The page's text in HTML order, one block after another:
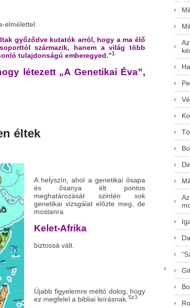
elmélettel.
győződve kutatók arról, hogy a ma élő
származik, hanem a világ több
tulajdonságú emberegyed.”1
létezett „A Genetikai Éva”,
éltek
A helyszín, ahol a genetikai ősapa
és ősanya élt pontos
meghatározását szintén sok
genetikai vizsgálat előzte meg, de
mostanra
Kelet-Afrika
biztossá vált.
Újabb figyelemre méltó dolog, hogy
ez megfelel a bibliai leírásnak. Sz3